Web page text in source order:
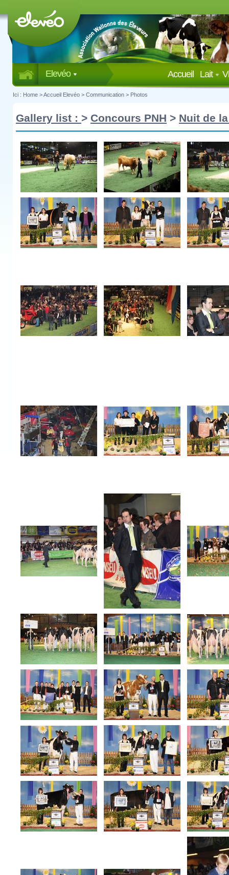
Elevéo Lait
Accueil
Ici : Home >Accueil Elevéo > Communication > Photos
Gallery list : > Concours PNH > Nuit de